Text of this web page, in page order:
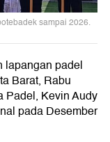
sampai 2026.
lapangan padel
Barat, Rabu
Padel, Kevin Audy
pada Desember